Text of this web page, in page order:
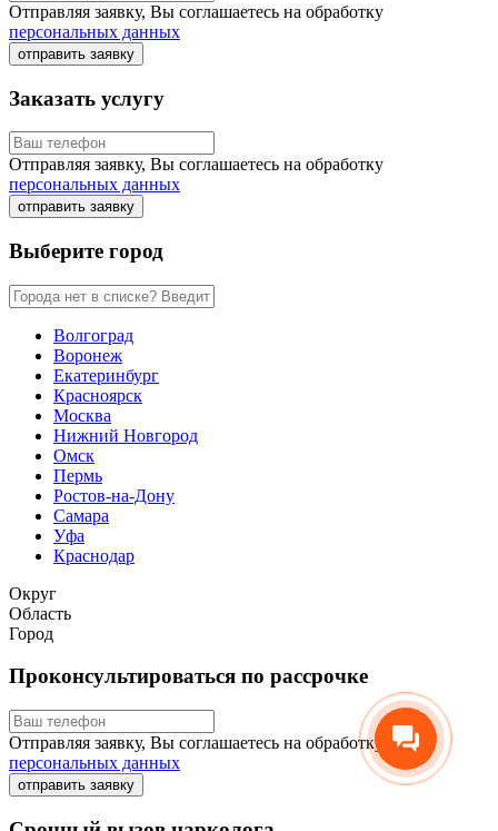
Отправляя заявку, Вы соглашаетесь на обработку
персональных данных
отправить заявку
Заказать услугу
Отправляя заявку, Вы соглашаетесь на обработку
персональных данных
отправить заявку
Выберите город
Волгоград
Воронеж
Екатеринбург
Красноярск
Москва
Нижний Новгород
Омск
Пермь
Ростов-на-Дону
Самара
Уфа
Краснодар
Округ
Область
Город
Проконсультироваться по рассрочке
Отправляя заявку, Вы соглашаетесь на обработку
персональных данных
отправить заявку